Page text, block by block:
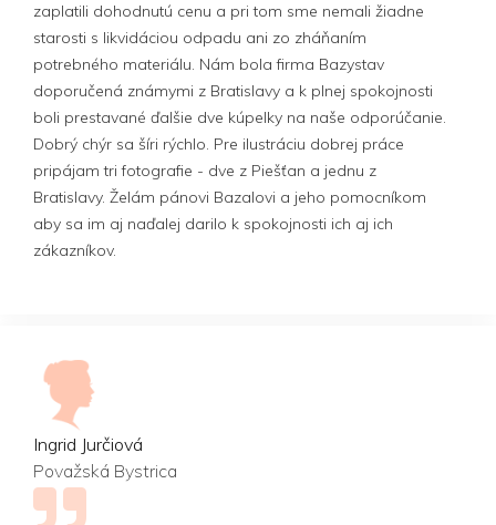
zaplatili dohodnutú cenu a pri tom sme nemali žiadne
starosti s likvidáciou odpadu ani zo zháňaním
potrebného materiálu. Nám bola firma Bazystav
doporučená známymi z Bratislavy a k plnej spokojnosti
boli prestavané ďalšie dve kúpelky na naše odporúčanie.
Dobrý chýr sa šíri rýchlo. Pre ilustráciu dobrej práce
pripájam tri fotografie - dve z Piešťan a jednu z
Bratislavy. Želám pánovi Bazalovi a jeho pomocníkom
aby sa im aj naďalej darilo k spokojnosti ich aj ich
zákazníkov.
Ingrid Jurčiová
Považská Bystrica